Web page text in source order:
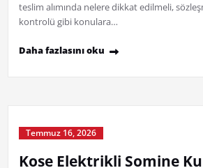
teslim alımında nelere dikkat edilmeli,
kontrolü gibi konulara…
Daha fazlasını oku
Temmuz 16, 2026
Kose Elektrikli Somine